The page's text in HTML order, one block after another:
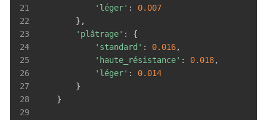
21 'léger' :
0.007
22
} ,
23
'plâtrage' :
{
24
'standard' : 0.016,
25
'haute_résistance' : 0.018,
26
'léger' :
0.014
27
}
28
}
29